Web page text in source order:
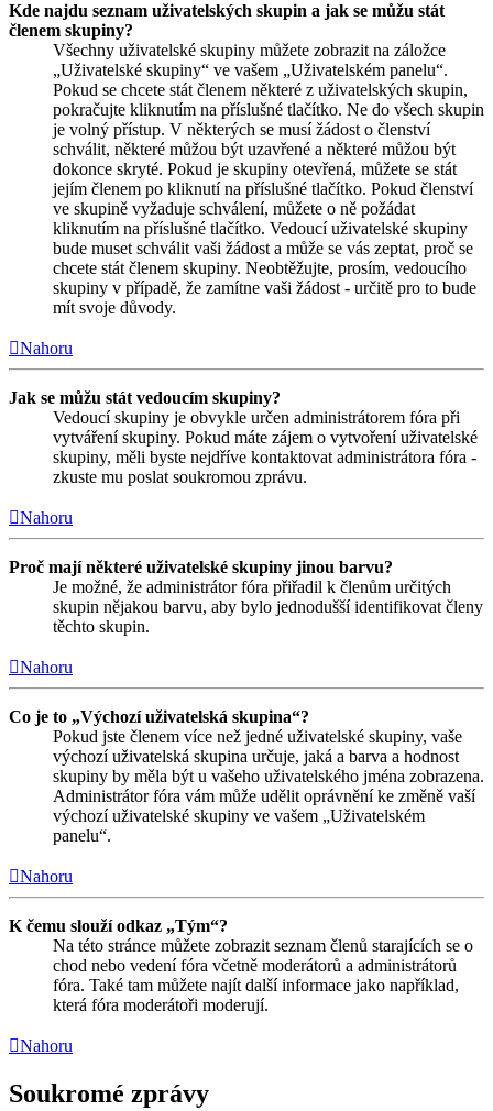
Kde najdu seznam uživatelských skupin a jak se můžu stát
členem skupiny?
Všechny uživatelské skupiny můžete zobrazit na záložce
„Uživatelské skupiny“ ve vašem „Uživatelském panelu“.
Pokud se chcete stát členem některé z uživatelských skupin,
pokračujte kliknutím na příslušné tlačítko. Ne do všech skupin
je volný přístup. V některých se musí žádost o členství
schválit, některé můžou být uzavřené a některé můžou být
dokonce skryté. Pokud je skupiny otevřená, můžete se stát
jejím členem po kliknutí na příslušné tlačítko. Pokud členství
ve skupině vyžaduje schválení, můžete o ně požádat
kliknutím na příslušné tlačítko. Vedoucí uživatelské skupiny
bude muset schválit vaši žádost a může se vás zeptat, proč se
chcete stát členem skupiny. Neobtěžujte, prosím, vedoucího
skupiny v případě, že zamítne vaši žádost - určitě pro to bude
mít svoje důvody.
Nahoru
Jak se můžu stát vedoucím skupiny?
Vedoucí skupiny je obvykle určen administrátorem fóra při
vytváření skupiny. Pokud máte zájem o vytvoření uživatelské
skupiny, měli byste nejdříve kontaktovat administrátora fóra -
zkuste mu poslat soukromou zprávu.
Nahoru
Proč mají některé uživatelské skupiny jinou barvu?
Je možné, že administrátor fóra přiřadil k členům určitých
skupin nějakou barvu, aby bylo jednodušší identifikovat členy
těchto skupin.
Nahoru
Co je to „Výchozí uživatelská skupina“?
Pokud jste členem více než jedné uživatelské skupiny, vaše
výchozí uživatelská skupina určuje, jaká a barva a hodnost
skupiny by měla být u vašeho uživatelského jména zobrazena.
Administrátor fóra vám může udělit oprávnění ke změně vaší
výchozí uživatelské skupiny ve vašem „Uživatelském
panelu“.
Nahoru
K čemu slouží odkaz „Tým“?
Na této stránce můžete zobrazit seznam členů starajících se o
chod nebo vedení fóra včetně moderátorů a administrátorů
fóra. Také tam můžete najít další informace jako například,
která fóra moderátoři moderují.
Nahoru
Soukromé zprávy